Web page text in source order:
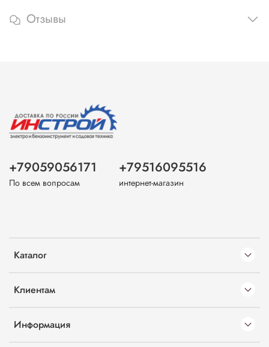
Отзывы
Каталог
Клиентам
Информация
+79059056171
По всем вопросам
+79516095516
интернет-магазин